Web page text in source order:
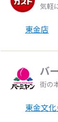
気軽
東金店
バ
街の
東金文